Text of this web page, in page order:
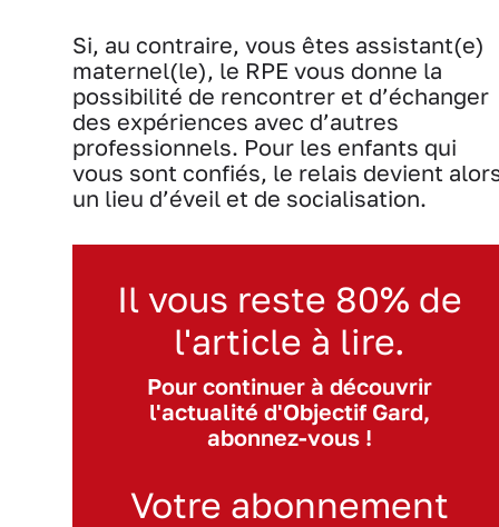
Si, au contraire, vous êtes assistant(e)
maternel(le), le RPE vous donne la
possibilité de rencontrer et d’échanger
des expériences avec d’autres
professionnels. Pour les enfants qui
vous sont confiés, le relais devient
un lieu d’éveil et de socialisation.
Il vous reste 80% de
l'article à lire.
Pour continuer à découvrir
l'actualité d'Objectif Gard,
abonnez-vous !
Votre abonnement